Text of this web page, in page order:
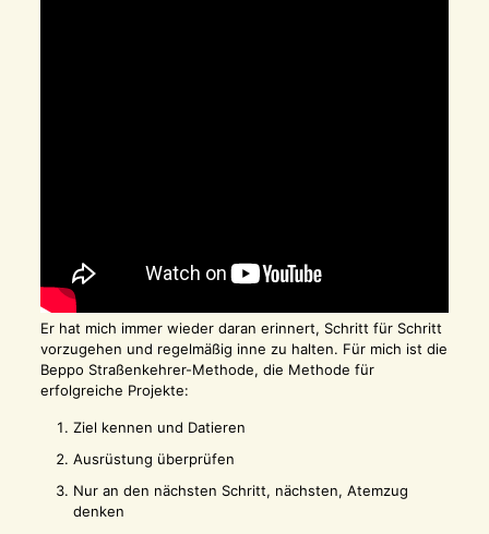
Er hat mich immer wieder daran erinnert, Schritt für Schritt
vorzugehen und regelmäßig inne zu halten. Für mich ist die
Beppo Straßenkehrer-Methode, die Methode für
erfolgreiche Projekte:
Ziel kennen und Datieren
Ausrüstung überprüfen
Nur an den nächsten Schritt, nächsten, Atemzug
denken